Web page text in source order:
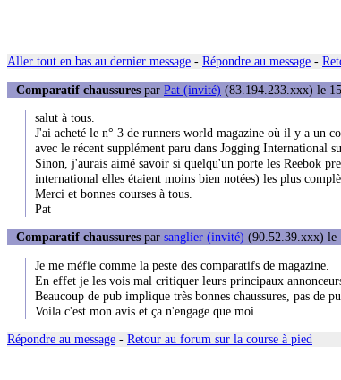
Aller tout en bas au dernier message - Répondre au message -
Comparatif chaussures par Pat (invité) (83.194.233.xxx) le
salut à tous.
J'ai acheté le n° 3 de runners world magazine où il y a un
avec le récent supplément paru dans Jogging International
Sinon, j'aurais aimé savoir si quelqu'un porte les Reebok
international elles étaient moins bien notées) les plus
Merci et bonnes courses à tous.
Pat
Comparatif chaussures par sanglier (invité) (90.52.39.xxx) le
Je me méfie comme la peste des comparatifs de magazine.
En effet je les vois mal critiquer leurs principaux
Beaucoup de pub implique très bonnes chaussures, pas de
Voila c'est mon avis et ça n'engage que moi.
Répondre au message - Retour au forum sur la course à pied